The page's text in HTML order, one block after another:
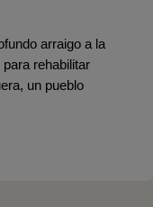
arraigo a la
rehabilitar
un pueblo